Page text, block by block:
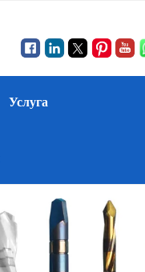
Услуга